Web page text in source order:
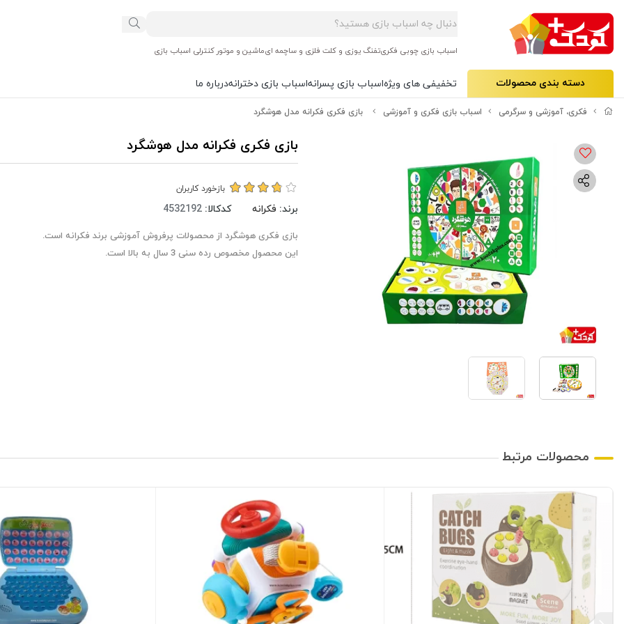
اسباب بازی چوبی فکریتفنگ یوزی و کلت فلزی و ساچمه ایماشین و موتور کنترلی اسباب بازی
دسته بندی محصولات تخفیفی های ویژهاسباب بازی پسرانهاسباب بازی دخترانهدرباره ما
فکری، آموزشی و سرگرمی اسباب بازی فکری و آموزشی بازی فکری فکرانه مدل هوشگرد
بازی فکری فکرانه مدل هوشگرد
بازخورد کاربران
برند: فکرانه کدکالا:
بازی فکری هوشگرد از محصولات پرفروش آموزشی برند فکرانه است.
این محصول مخصوص رده سنی 3 سال به بالا است.
محصولات مرتبط